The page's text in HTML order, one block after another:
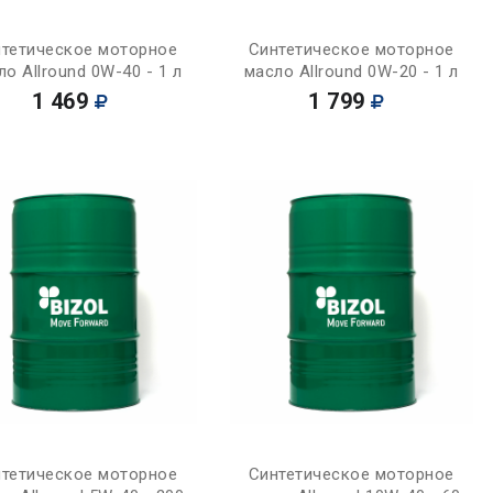
Купитьмоторное
Allround 0W-40 - 1 л
1 469
Купить
Синтетическое моторное
масло Allround 0W-20 - 1 л
1 799
Купитьмоторное
Купить
Синтетическое моторное